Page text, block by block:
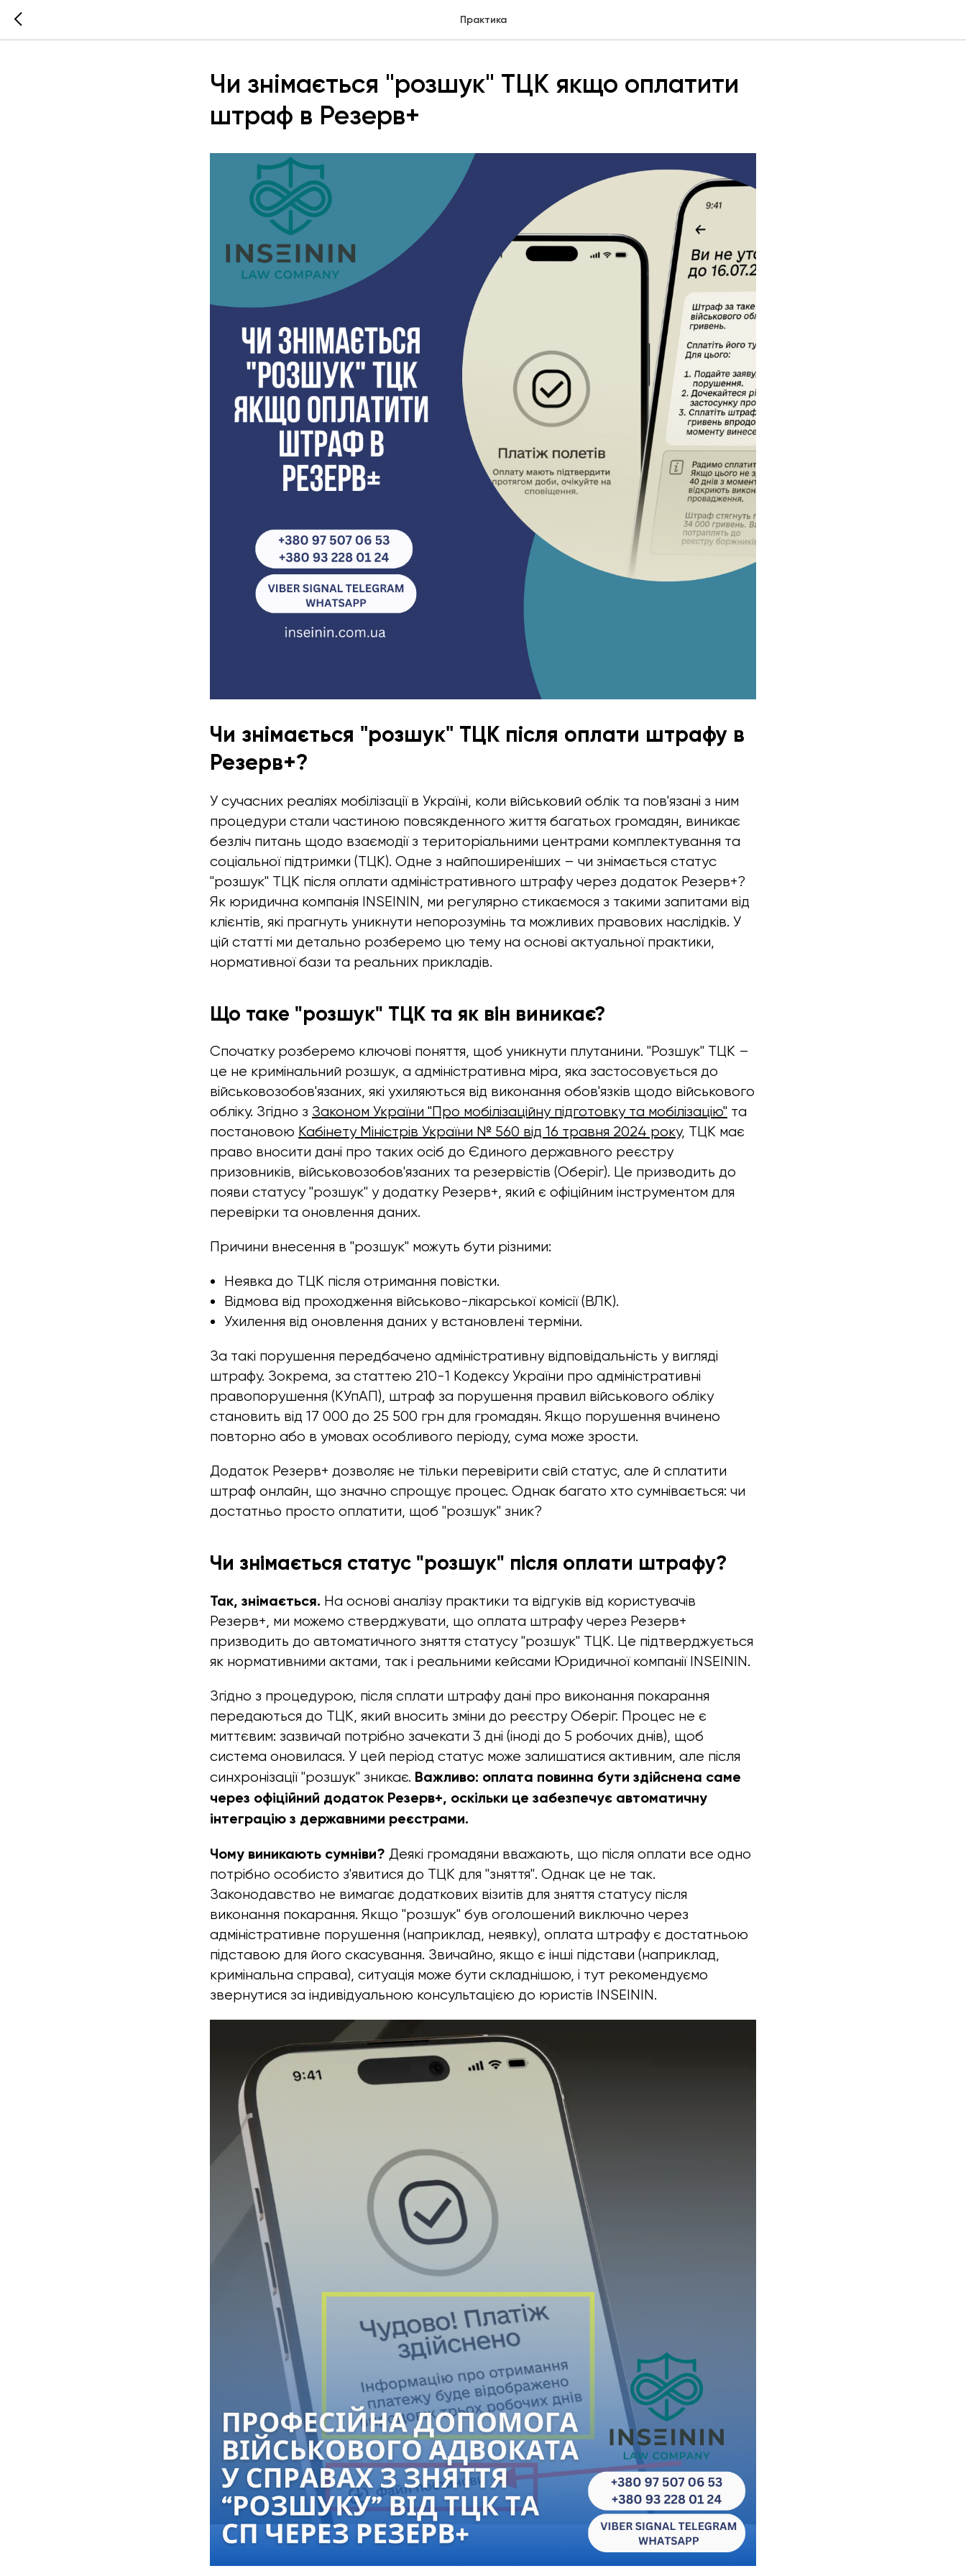
Практика
Чи знімається "розшук" ТЦК якщо оплатити
штраф в Резерв+
Чи знімається "розшук" ТЦК після оплати штрафу в
Резерв+?
У сучасних реаліях мобілізації в Україні, коли військовий облік та пов'язані з ним
процедури стали частиною повсякденного життя багатьох громадян, виникає
безліч питань щодо взаємодії з територіальними центрами комплектування та
соціальної підтримки (ТЦК). Одне з найпоширеніших – чи знімається статус
"розшук" ТЦК після оплати адміністративного штрафу через додаток Резерв+?
Як юридична компанія INSEININ, ми регулярно стикаємося з такими запитами від
клієнтів, які прагнуть уникнути непорозумінь та можливих правових наслідків. У
цій статті ми детально розберемо цю тему на основі актуальної практики,
нормативної бази та реальних прикладів.
Що таке "розшук" ТЦК та як він виникає?
Спочатку розберемо ключові поняття, щоб уникнути плутанини. "Розшук" ТЦК –
це не кримінальний розшук, а адміністративна міра, яка застосовується до
військовозобов'язаних, які ухиляються від виконання обов'язків щодо військового
обліку. Згідно з Законом України "Про мобілізаційну підготовку та мобілізацію" та
постановою Кабінету Міністрів України № 560 від 16 травня 2024 року, ТЦК має
право вносити дані про таких осіб до Єдиного державного реєстру
призовників, військовозобов'язаних та резервістів (Оберіг). Це призводить до
появи статусу "розшук" у додатку Резерв+, який є офіційним інструментом для
перевірки та оновлення даних.
Причини внесення в "розшук" можуть бути різними:
Неявка до ТЦК після отримання повістки.
Відмова від проходження військово-лікарської комісії (ВЛК).
Ухилення від оновлення даних у встановлені терміни.
За такі порушення передбачено адміністративну відповідальність у вигляді
штрафу. Зокрема, за статтею 210-1 Кодексу України про адміністративні
правопорушення (КУпАП), штраф за порушення правил військового обліку
становить від 17 000 до 25 500 грн для громадян. Якщо порушення вчинено
повторно або в умовах особливого періоду, сума може зрости.
Додаток Резерв+ дозволяє не тільки перевірити свій статус, але й сплатити
штраф онлайн, що значно спрощує процес. Однак багато хто сумнівається: чи
достатньо просто оплатити, щоб "розшук" зник?
Чи знімається статус "розшук" після оплати штрафу?
Так, знімається. На основі аналізу практики та відгуків від користувачів
Резерв+, ми можемо стверджувати, що оплата штрафу через Резерв+
призводить до автоматичного зняття статусу "розшук" ТЦК. Це підтверджується
як нормативними актами, так і реальними кейсами Юридичної компанії INSEININ.
Згідно з процедурою, після сплати штрафу дані про виконання покарання
передаються до ТЦК, який вносить зміни до реєстру Оберіг. Процес не є
миттєвим: зазвичай потрібно зачекати 3 дні (іноді до 5 робочих днів), щоб
система оновилася. У цей період статус може залишатися активним, але після
синхронізації "розшук" зникає. Важливо: оплата повинна бути здійснена саме
через офіційний додаток Резерв+, оскільки це забезпечує автоматичну
інтеграцію з державними реєстрами.
Чому виникають сумніви? Деякі громадяни вважають, що після оплати все одно
потрібно особисто з'явитися до ТЦК для "зняття". Однак це не так.
Законодавство не вимагає додаткових візитів для зняття статусу після
виконання покарання. Якщо "розшук" був оголошений виключно через
адміністративне порушення (наприклад, неявку), оплата штрафу є достатньою
підставою для його скасування. Звичайно, якщо є інші підстави (наприклад,
кримінальна справа), ситуація може бути складнішою, і тут рекомендуємо
звернутися за індивідуальною консультацією до юристів INSEININ.